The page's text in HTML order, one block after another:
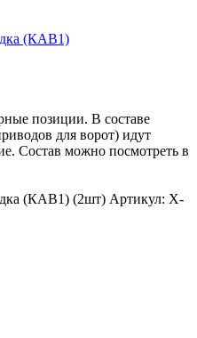
(КАВ1)
позиции. В составе
для ворот) идут
Состав можно посмотреть в
(КАВ1) (2шт) Артикул: X-